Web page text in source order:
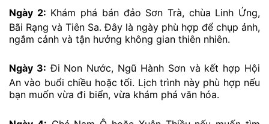
Ngày 2: Khám phá bán đảo Sơn Trà, chùa Linh Ứng,
Bãi Rạng và Tiên Sa. Đây là ngày phù hợp để chụp ảnh,
ngắm cảnh và tận hưởng không gian thiên nhiên.
Ngày 3: Đi Non Nước, Ngũ Hành Sơn và kết hợp Hội
An vào buổi chiều hoặc tối. Lịch trình này phù hợp nếu
bạn muốn vừa đi biển, vừa khám phá văn hóa.